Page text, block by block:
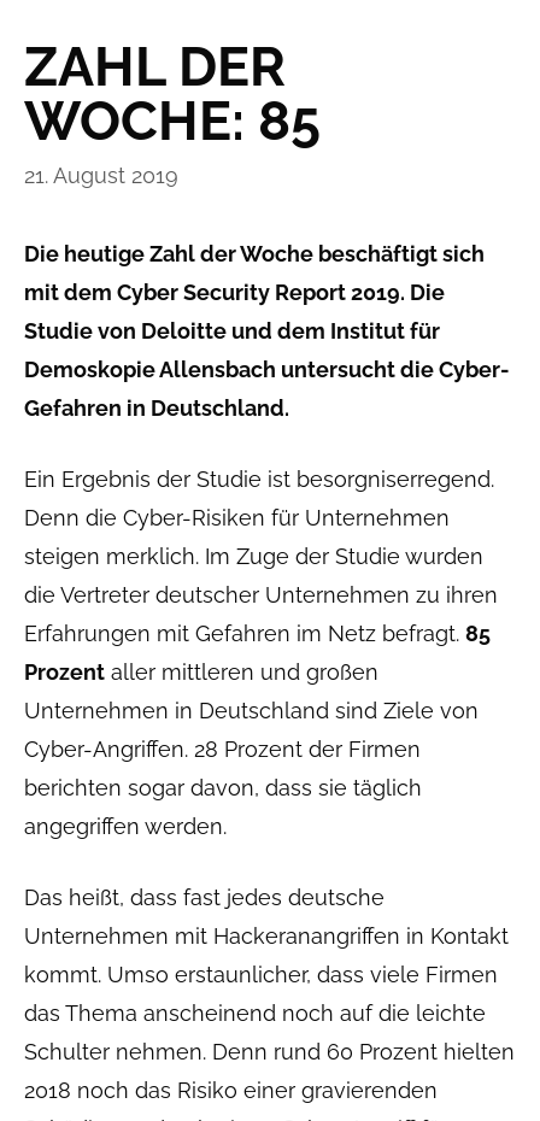
ZAHL DER
WOCHE: 85
21. August 2019
Die heutige Zahl der Woche beschäftigt sich
mit dem Cyber Security Report 2019. Die
Studie von Deloitte und dem Institut für
Demoskopie Allensbach untersucht die Cyber-
Gefahren in Deutschland.
Ein Ergebnis der Studie ist besorgniserregend.
Denn die Cyber-Risiken für Unternehmen
steigen merklich. Im Zuge der Studie wurden
die Vertreter deutscher Unternehmen zu ihren
Erfahrungen mit Gefahren im Netz befragt. 85
Prozent aller mittleren und großen
Unternehmen in Deutschland sind Ziele von
Cyber-Angriffen. 28 Prozent der Firmen
berichten sogar davon, dass sie täglich
angegriffen werden.
Das heißt, dass fast jedes deutsche
Unternehmen mit Hackeranangriffen in Kontakt
kommt. Umso erstaunlicher, dass viele Firmen
das Thema anscheinend noch auf die leichte
Schulter nehmen. Denn rund 60 Prozent hielten
2018 noch das Risiko einer gravierenden